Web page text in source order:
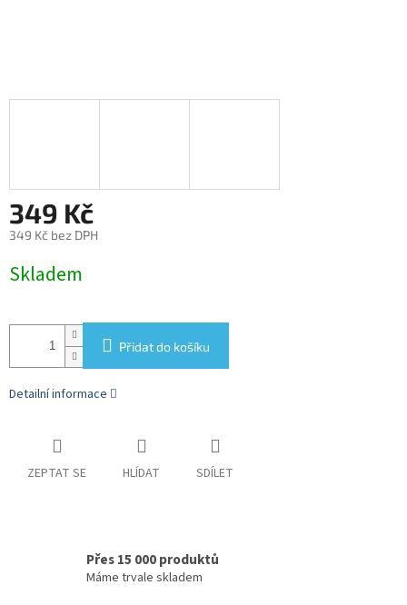
349 Kč
349 Kč bez DPH
cena:
Skladem
Přidat do košíku
Detailní informace
ZEPTAT SE HLÍDAT SDÍLET
Přes 15 000 produktů
Máme trvale skladem